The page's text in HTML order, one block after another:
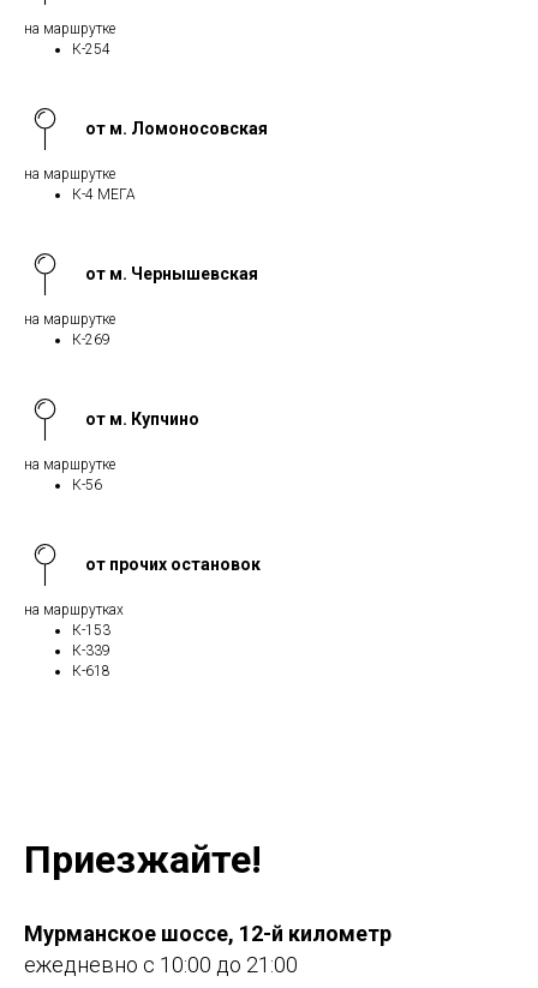
на маршрутке
К-254
от м. Ломоносовская
на маршрутке
К-4 МЕГА
от м. Чернышевская
на маршрутке
К-269
от м. Купчино
на маршрутке
К-56
от прочих остановок
на маршрутках
К-153
К-339
К-618
Приезжайте!
Мурманское шоссе, 12-й километр
ежедневно с 10:00 до 21:00